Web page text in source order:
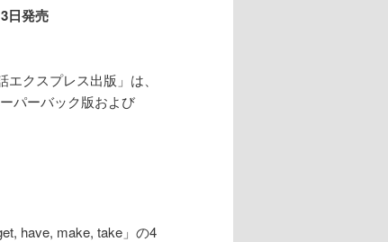
日発売
クスプレス出版」は、
パーバック版および
have, make, take」の4